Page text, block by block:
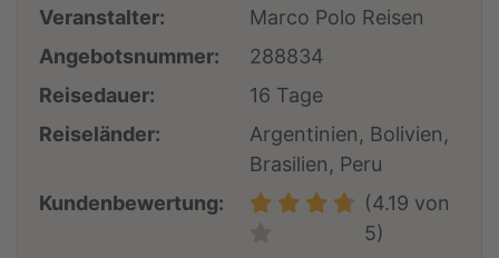
Veranstalter:
Marco Polo Reisen
Angebotsnummer:
288834
Reisedauer:
16 Tage
Reiseländer:
Argentinien, Bolivien,
Brasilien, Peru
Kundenbewertung:
(4.19 von
5)